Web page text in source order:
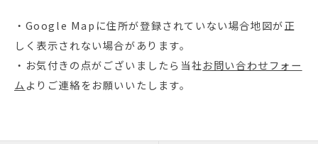
・Google Mapに住所が登録されていない場合地図が正
しく表示されない場合があります。
・お気付きの点がございましたら当社お問い合わせフォー
ムよりご連絡をお願いいたします。